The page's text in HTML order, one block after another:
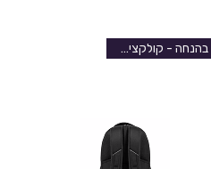
בהנחה - קולקציה חדשה